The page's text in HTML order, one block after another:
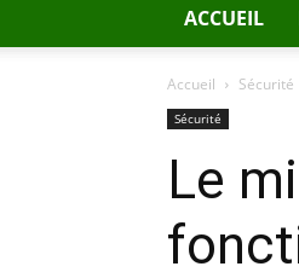
ACCUEIL
Accueil Sécurité
Sécurité
Le